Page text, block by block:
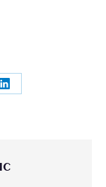
Partager